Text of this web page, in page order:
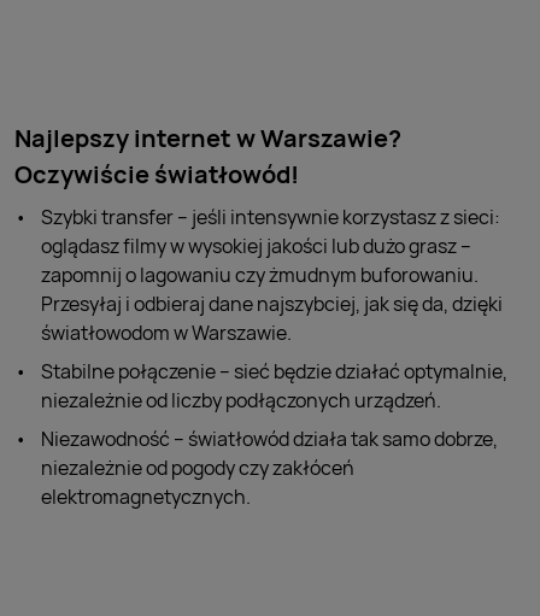
Najlepszy internet w Warszawie?
Oczywiście światłowód!
Szybki transfer – jeśli intensywnie korzystasz z sieci:
oglądasz filmy w wysokiej jakości lub dużo grasz –
zapomnij o lagowaniu czy żmudnym buforowaniu.
Przesyłaj i odbieraj dane najszybciej, jak się da, dzięki
światłowodom w Warszawie.
Stabilne połączenie – sieć będzie działać optymalnie,
niezależnie od liczby podłączonych urządzeń.
Niezawodność – światłowód działa tak samo dobrze,
niezależnie od pogody czy zakłóceń
elektromagnetycznych.